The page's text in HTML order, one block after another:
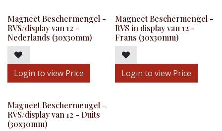
Magneet Beschermengel -
RVS/display van 12 -
Nederlands (30x30mm)
Login to view Price
Magneet Beschermengel -
RVS in display van 12 -
Frans (30x30mm)
Login to view Price
Magneet Beschermengel -
RVS/display van 12 - Duits
(30x30mm)